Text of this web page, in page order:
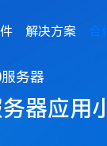
解决方案 合
务器
器应用